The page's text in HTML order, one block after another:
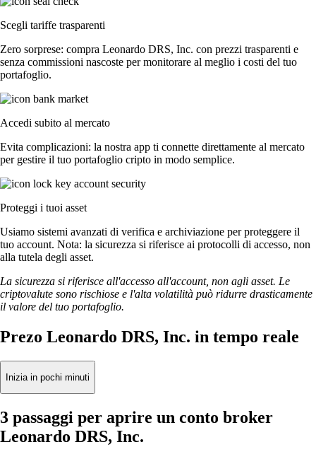
Scegli tariffe trasparenti
Zero sorprese: compra Leonardo DRS, Inc. con prezzi trasparenti e
senza commissioni nascoste per monitorare al meglio i costi del tuo
portafoglio.
Accedi subito al mercato
Evita complicazioni: la nostra app ti connette direttamente al mercato
per gestire il tuo portafoglio cripto in modo semplice.
Proteggi i tuoi asset
Usiamo sistemi avanzati di verifica e archiviazione per proteggere il
tuo account. Nota: la sicurezza si riferisce ai protocolli di accesso, non
alla tutela degli asset.
La sicurezza si riferisce all'accesso all'account, non agli asset. Le
criptovalute sono rischiose e l'alta volatilità può ridurre drasticamente
il valore del tuo portafoglio.
Prezo Leonardo DRS, Inc. in tempo reale
Inizia in pochi minuti
3 passaggi per aprire un conto broker
Leonardo DRS, Inc.